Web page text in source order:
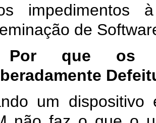
impedimentos
de
que os
um dispositivo